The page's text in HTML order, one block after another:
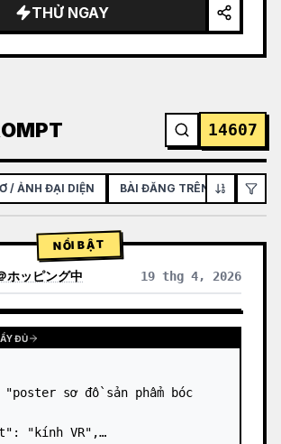
16:9 white stu…
THỬ NGAY
14607
/ ẢNH ĐẠI DIỆN BÀI ĐĂNG TRÊN MẠNG XÃ
NỔI BẬT
ホッピング中 19 thg 4, 2026
ĐỦ
"poster sơ đồ sản phẩm bóc
"kính VR",